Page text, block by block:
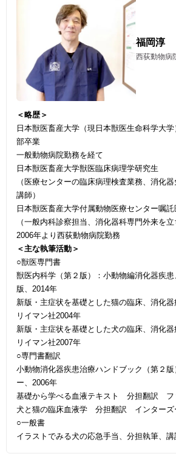
福岡淳
西荻動物
＜略歴＞
日本獣医畜産大学（現日本獣医生命科学大
部卒業
一般動物病院勤務を経て
日本獣医畜産大学獣医臨床病理学研究生
（医療センターの臨床病理検査業務、消化
講師）
日本獣医畜産大学付属動物医療センター嘱託
（一般内科診察担当、消化器科専門外来を立
2006年より西荻動物病院勤務
＜主な執筆活動＞
○獣医専門書
獣医内科学（第２版）：小動物編消化器疾
版、2014年
新版・主症状を基礎とした猫の臨床、消化
リイマン社2004年
新版・主症状を基礎とした犬の臨床、消化
リイマン社2007年
○専門書翻訳
小動物消化器疾患治療ハンドブック（第２
ー、2006年
基礎から学べる血液テキスト 分担翻訳 フ
犬と猫の臨床血液学 分担翻訳 インターズ
○一般書
イラストでみる犬の応急手当、分担執筆、